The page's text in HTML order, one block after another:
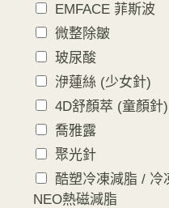
EMFACE 菲斯波
微整除皺
玻尿酸
洢蓮絲 (少女針)
4D舒顏萃 (童顏針)
喬雅露
聚光針
酷塑冷凍減脂 / 冷
NEO熱磁減脂